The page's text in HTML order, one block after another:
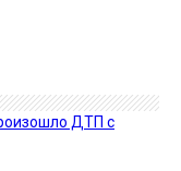
ДТП с